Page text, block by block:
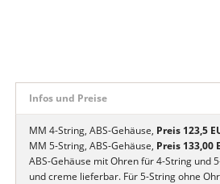
Infos und Preise
MM 4-String, ABS-Gehäuse, Preis 123,5
MM 5-String, ABS-Gehäuse, Preis 133,00
ABS-Gehäuse mit Ohren für 4-String und
und creme lieferbar. Für 5-String ohne